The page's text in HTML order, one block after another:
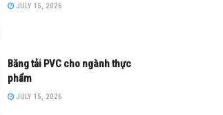
JULY 15, 2026
Băng tải PVC cho ngành thực
phẩm
JULY 15, 2026